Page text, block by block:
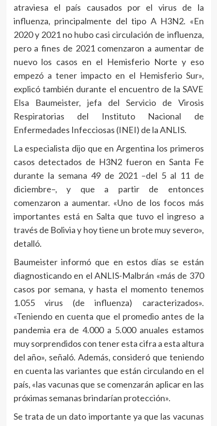
atraviesa el país causados por el virus de la
influenza, principalmente del tipo A H3N2. «En
2020 y 2021 no hubo casi circulación de influenza,
pero a fines de 2021 comenzaron a aumentar de
nuevo los casos en el Hemisferio Norte y eso
empezó a tener impacto en el Hemisferio Sur»,
explicó también durante el encuentro de la SAVE
Elsa Baumeister, jefa del Servicio de Virosis
Respiratorias del Instituto Nacional de
Enfermedades Infecciosas (INEI) de la ANLIS.
La especialista dijo que en Argentina los primeros
casos detectados de H3N2 fueron en Santa Fe
durante la semana 49 de 2021 –del 5 al 11 de
diciembre–, y que a partir de entonces
comenzaron a aumentar. «Uno de los focos más
importantes está en Salta que tuvo el ingreso a
través de Bolivia y hoy tiene un brote muy severo»,
detalló.
Baumeister informó que en estos días se están
diagnosticando en el ANLIS-Malbrán «más de 370
casos por semana, y hasta el momento tenemos
1.055 virus (de influenza) caracterizados».
«Teniendo en cuenta que el promedio antes de la
pandemia era de 4.000 a 5.000 anuales estamos
muy sorprendidos con tener esta cifra a esta altura
del año», señaló. Además, consideró que teniendo
en cuenta las variantes que están circulando en el
país, «las vacunas que se comenzarán aplicar en las
próximas semanas brindarían protección».
Se trata de un dato importante ya que las vacunas